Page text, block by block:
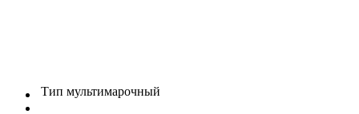
Тип мультимарочный